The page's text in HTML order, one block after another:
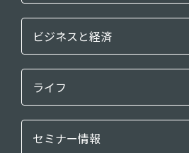
ビジネスと経済
ライフ
セミナー情報